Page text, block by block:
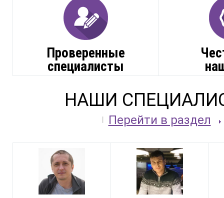
Проверенные
специалисты
НАШИ
Перейти в раздел